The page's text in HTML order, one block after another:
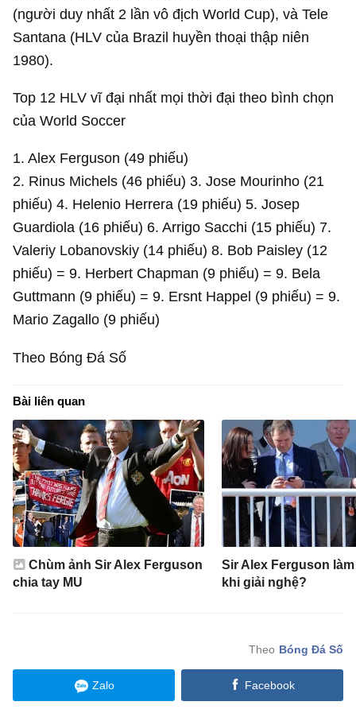
(người duy nhất 2 lần vô địch World Cup), và Tele
Santana (HLV của Brazil huyền thoại thập niên
1980).
Top 12 HLV vĩ đại nhất mọi thời đại theo bình chọn
của World Soccer
1. Alex Ferguson (49 phiếu)
2. Rinus Michels (46 phiếu) 3. Jose Mourinho (21
phiếu) 4. Helenio Herrera (19 phiếu) 5. Josep
Guardiola (16 phiếu) 6. Arrigo Sacchi (15 phiếu) 7.
Valeriy Lobanovskiy (14 phiếu) 8. Bob Paisley (12
phiếu) = 9. Herbert Chapman (9 phiếu) = 9. Bela
Guttmann (9 phiếu) = 9. Ersnt Happel (9 phiếu) = 9.
Mario Zagallo (9 phiếu)
Theo Bóng Đá Số
Bài liên quan
Chùm ảnh Sir Alex Ferguson
chia tay MU
Sir Alex Ferguson
khi giải nghệ?
Bóng Đá Số
Zalo Facebook